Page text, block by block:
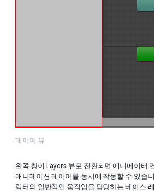
레이어 뷰
왼쪽 창이 Layers 뷰로 전환되면 애니메이터
애니메이션 레이어를 동시에 작동할 수 있습
릭터의 일반적인 움직임을 담당하는 베이스